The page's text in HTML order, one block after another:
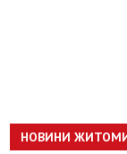
НОВИНИ